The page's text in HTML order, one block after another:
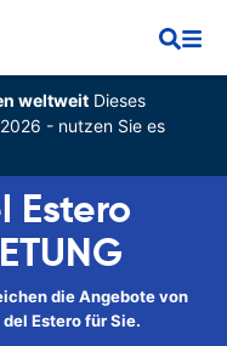
weltweitDieses
- nutzen Sie es
Estero
die Angebote von
Estero für Sie.